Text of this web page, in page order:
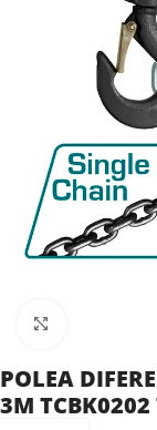
POLEA
3M TCBK0202